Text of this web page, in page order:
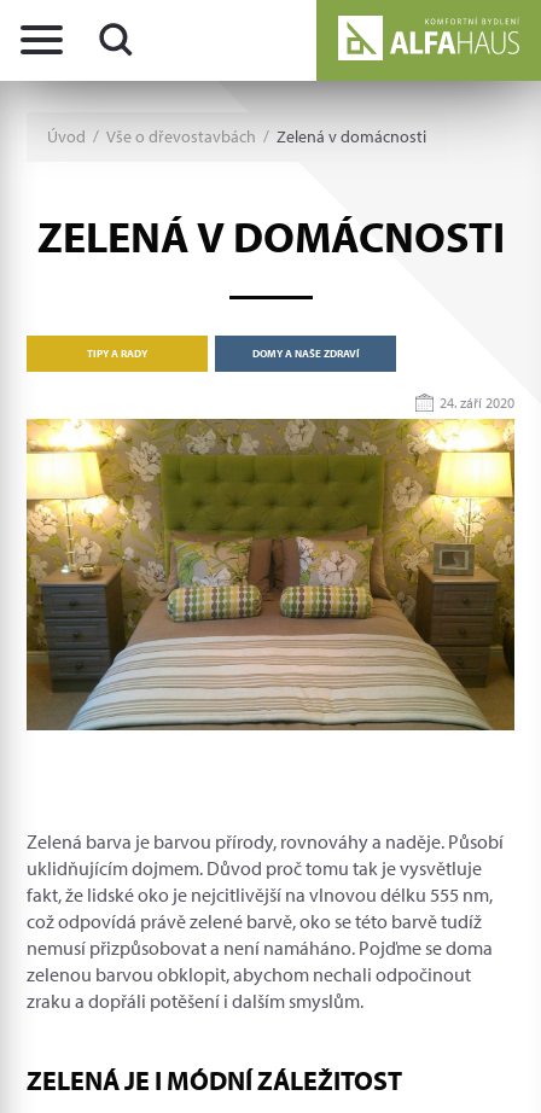
Úvod / Vše o dřevostavbách / Zelená v domácnosti
ZELENÁ V DOMÁCNOSTI
TIPY A RADY DOMY A NAŠE ZDRAVÍ
24. září 2020
Zelená barva je barvou přírody, rovnováhy a naděje. Působí
uklidňujícím dojmem. Důvod proč tomu tak je vysvětluje
fakt, že lidské oko je nejcitlivější na vlnovou délku 555 nm,
což odpovídá právě zelené barvě, oko se této barvě tudíž
nemusí přizpůsobovat a není namáháno. Pojďme se doma
zelenou barvou obklopit, abychom nechali odpočinout
zraku a dopřáli potěšení i dalším smyslům.
ZELENÁ JE I MÓDNÍ ZÁLEŽITOST